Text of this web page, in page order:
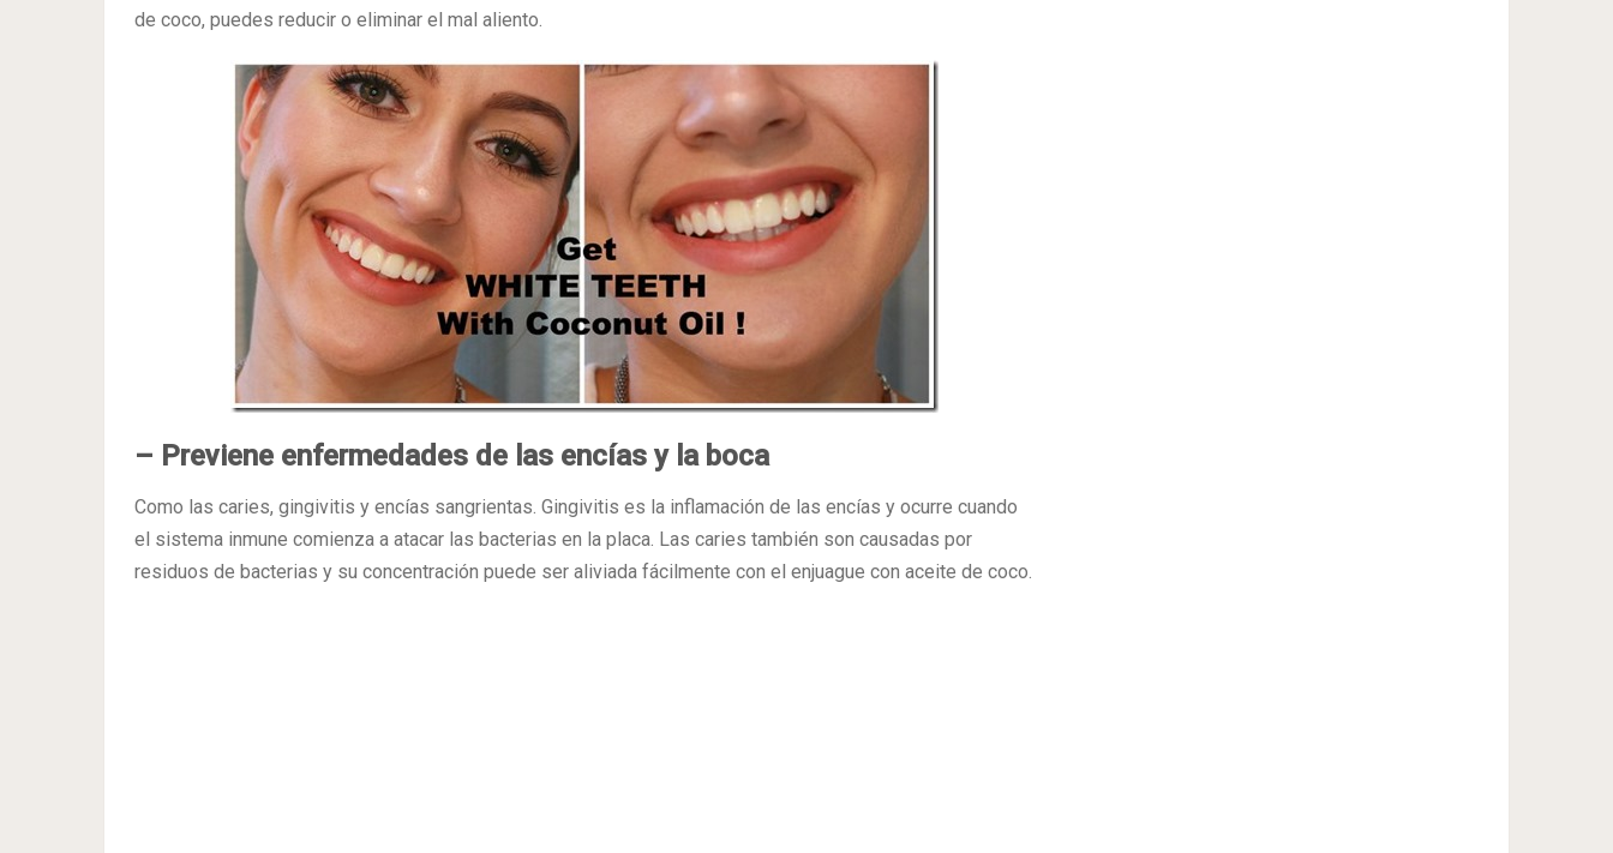
de coco, puedes reducir o eliminar el mal aliento.
– Previene enfermedades de las encías y la boca
Como las caries, gingivitis y encías sangrientas. Gingivitis es la inflamación de las encías y ocurre cuando
el sistema inmune comienza a atacar las bacterias en la placa. Las caries también son causadas por
residuos de bacterias y su concentración puede ser aliviada fácilmente con el enjuague con aceite de coco.